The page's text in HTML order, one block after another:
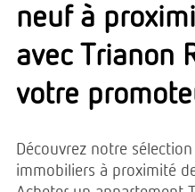
neuf à
avec Trianon
votre
Découvrez notre
immobiliers à proximité